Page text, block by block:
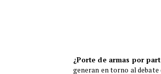
¿Porte de armas por
generan en torno al debate